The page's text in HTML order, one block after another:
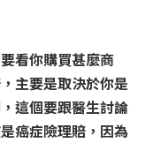
看你購買甚麼商
主要是取決於你是
這個要跟醫生討論
癌症險理賠，因為